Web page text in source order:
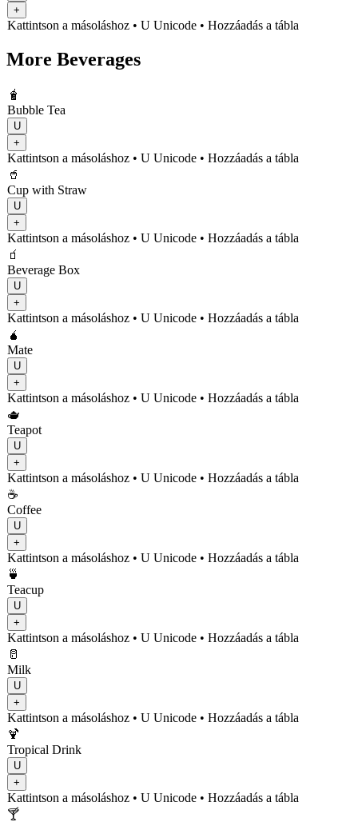
+
Kattintson a másoláshoz • U Unicode • Hozzáadás a tábla
More Beverages
🧋
Bubble Tea
U
+
Kattintson a másoláshoz • U Unicode • Hozzáadás a tábla
🥤
Cup with Straw
U
+
Kattintson a másoláshoz • U Unicode • Hozzáadás a tábla
🧃
Beverage Box
U
+
Kattintson a másoláshoz • U Unicode • Hozzáadás a tábla
🧉
Mate
U
+
Kattintson a másoláshoz • U Unicode • Hozzáadás a tábla
🫖
Teapot
U
+
Kattintson a másoláshoz • U Unicode • Hozzáadás a tábla
☕
Coffee
U
+
Kattintson a másoláshoz • U Unicode • Hozzáadás a tábla
🍵
Teacup
U
+
Kattintson a másoláshoz • U Unicode • Hozzáadás a tábla
🥛
Milk
U
+
Kattintson a másoláshoz • U Unicode • Hozzáadás a tábla
🍹
Tropical Drink
U
+
Kattintson a másoláshoz • U Unicode • Hozzáadás a tábla
🍸